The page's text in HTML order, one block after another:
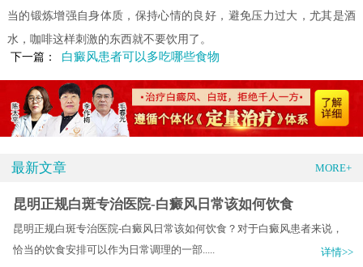
当的锻炼增强自身体质，保持心情的良好，避免压力过大，尤其是酒
水，咖啡这样刺激的东西就不要饮用了。
下一篇：
白癜风患者可以多吃哪些食物
最新文章 MORE+
昆明正规白斑专治医院-白癜风日常该如何饮食
昆明正规白斑专治医院-白癜风日常该如何饮食？对于白癜风患者来说，
恰当的饮食安排可以作为日常调理的一部.....
详情>>